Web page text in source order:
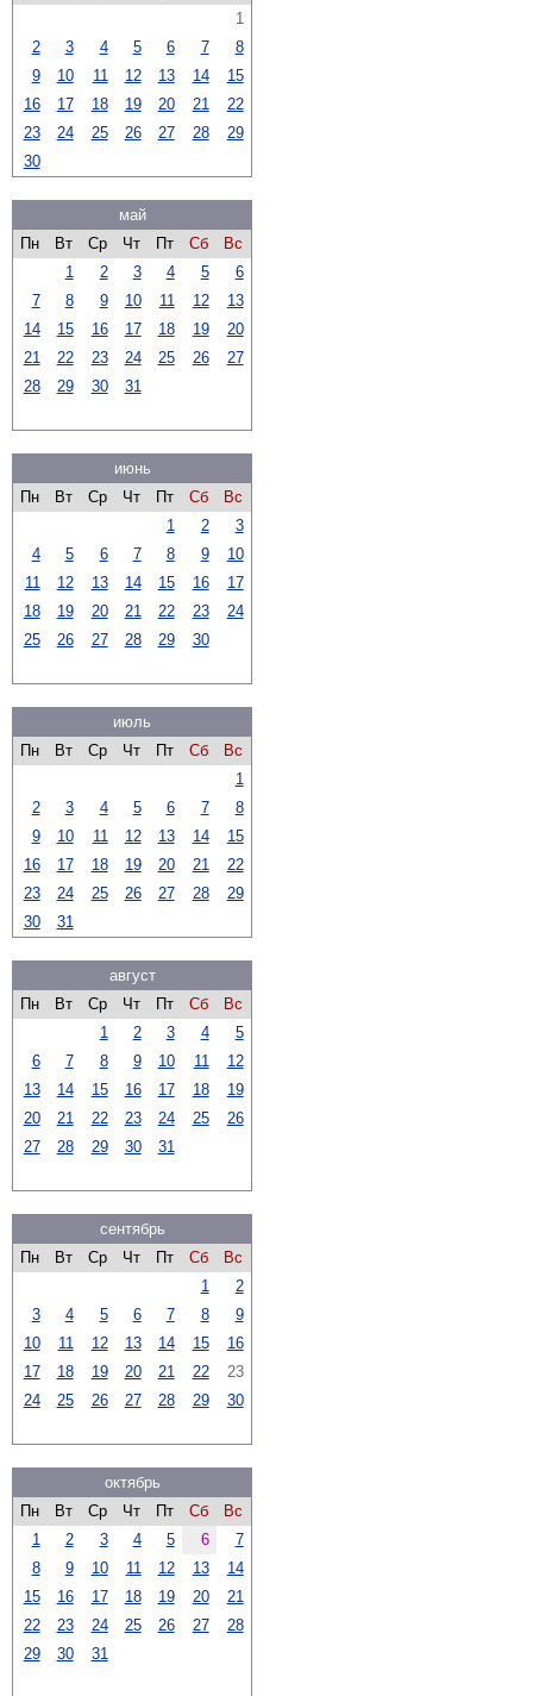
1
2
3 4 5 6 7
8
9
10 11 12 13 14
15
16
17 18 19 20 21
22
23
24 25 26 27 28
29
30
май
Пн
Вт Ср Чт Пт Сб
Вс
1
2 3 4 5
6
7
8 9 10 11 12
13
14
15 16 17 18 19
20
21
22 23 24 25 26
27
28
29 30 31
июнь
Пн
Вт Ср Чт Пт Сб
Вс
1
2
3
4
5 6 7 8 9
10
11
12 13 14 15 16
17
18
19 20 21 22 23
24
25
26 27 28 29 30
июль
Пн
Вт Ср Чт Пт Сб
Вс
1
2
3 4 5 6 7
8
9
10 11 12 13 14
15
16
17 18 19 20 21
22
23
24 25 26 27 28
29
30
31
август
Пн
Вт Ср Чт Пт Сб
Вс
1
2 3 4
5
6
7 8 9 10 11
12
13
14 15 16 17 18
19
20
21 22 23 24 25
26
27
28 29 30 31
сентябрь
Пн
Вт Ср Чт Пт Сб
Вс
1
2
3
4 5 6 7 8
9
10
11 12 13 14 15
16
17
18 19 20 21 22
23
24
25 26 27 28 29 30
октябрь
Пн
Вт Ср Чт Пт Сб
Вс
1
2 3 4 5 6
7
8
9 10 11 12 13
14
15
16 17 18 19 20
21
22
23 24 25 26 27
28
29
30 31